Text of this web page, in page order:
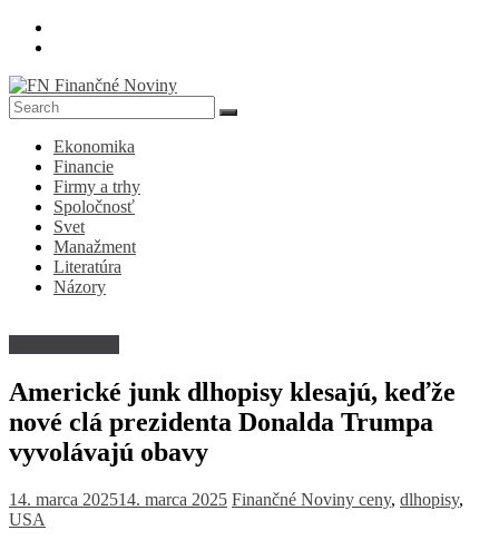
Skip
FN
Finančné
Noviny
Denník
ekonomike
spoločnosti
Ekonomika
Financie
Firmy a trhy
Spoločnosť
Svet
Manažment
Literatúra
Názory
Americké junk dlhopisy klesajú, keďže
nové clá prezidenta Donalda Trumpa
vyvolávajú obavy
14. marca 202514. marca 2025 Finančné Noviny ceny, dlhopisy,
USA